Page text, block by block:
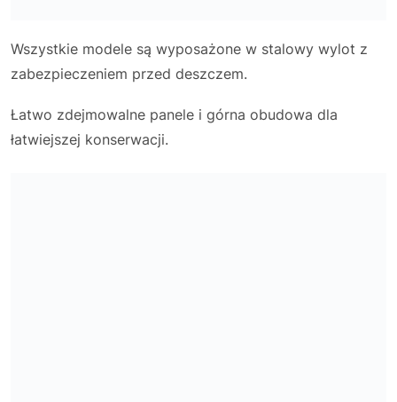
Wszystkie modele są wyposażone w stalowy wylot z
zabezpieczeniem przed deszczem.
Łatwo zdejmowalne panele i górna obudowa dla
łatwiejszej konserwacji.